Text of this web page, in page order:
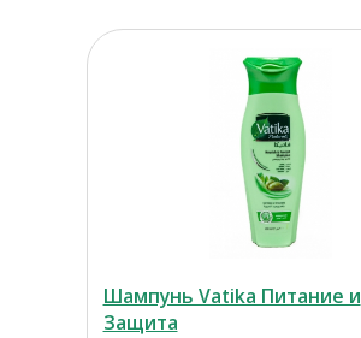
Шампунь Vatika Питание и
Защита